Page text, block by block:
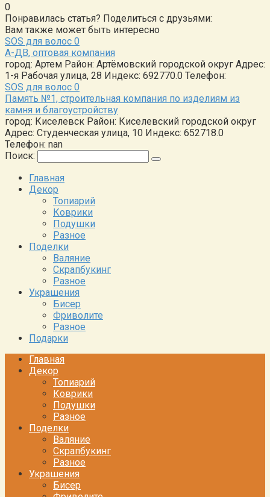
0
Понравилась статья? Поделиться с друзьями:
Вам также может быть интересно
SOS для волос 0
А-ДВ, оптовая компания
город: Артем Район: Артёмовский городской округ Адрес:
1-я Рабочая улица, 28 Индекс: 692770.0 Телефон:
SOS для волос 0
Память №1, строительная компания по изделиям из
камня и благоустройству
город: Киселевск Район: Киселевский городской округ
Адрес: Студенческая улица, 10 Индекс: 652718.0
Телефон: nan
Поиск:
Главная
Декор
Топиарий
Коврики
Подушки
Разное
Поделки
Валяние
Скрапбукинг
Разное
Украшения
Бисер
Фриволите
Разное
Подарки
Главная
Декор
Топиарий
Коврики
Подушки
Разное
Поделки
Валяние
Скрапбукинг
Разное
Украшения
Бисер